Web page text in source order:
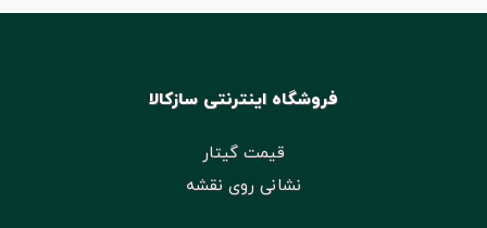
فروشگاه اینترنتی سازکالا
قیمت گیتار
نشانی روی نقشه